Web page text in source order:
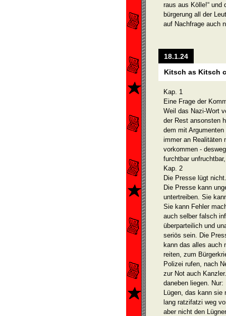
raus aus Kölle!“ und
bürgerung all der
auf Nachfrage auch
18.1.24
Kitsch as Kitsch
Kap. 1
Eine Frage der
Weil das Nazi-Wort
der Rest ansonsten
dem mit
immer an Re­alitäten
vorkommen -
furchtbar
Kap. 2
Die Presse lügt nicht.
Die Presse kann
untertreiben. Sie
Sie kann Fehler
auch selber falsch
überparteilich und
seriös sein. Die
kann das alles auch
reiten, zum
Polizei rufen, nach
zur Not auch
daneben liegen. Nur:
Lügen, das kann sie
lang ratzifatzi weg
aber nicht den